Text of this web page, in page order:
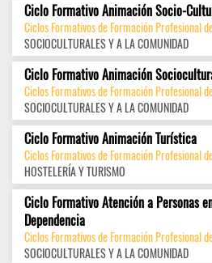
Ciclo Formativo Animación Socio-
Ciclos Formativos de Formación Profesional
SOCIOCULTURALES Y A LA COMUNIDAD
Ciclo Formativo Animación
Ciclos Formativos de Formación Profesional
SOCIOCULTURALES Y A LA COMUNIDAD
Ciclo Formativo Animación Turística
Ciclos Formativos de Formación Profesional
HOSTELERÍA Y TURISMO
Ciclo Formativo Atención a Personas
Dependencia
Ciclos Formativos de Formación Profesional
SOCIOCULTURALES Y A LA COMUNIDAD